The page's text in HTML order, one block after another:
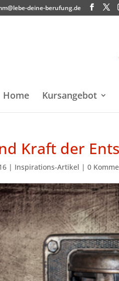
deine-berufung.de
Home Kursangebot
Kraft der
| Inspirations-Artikel |0